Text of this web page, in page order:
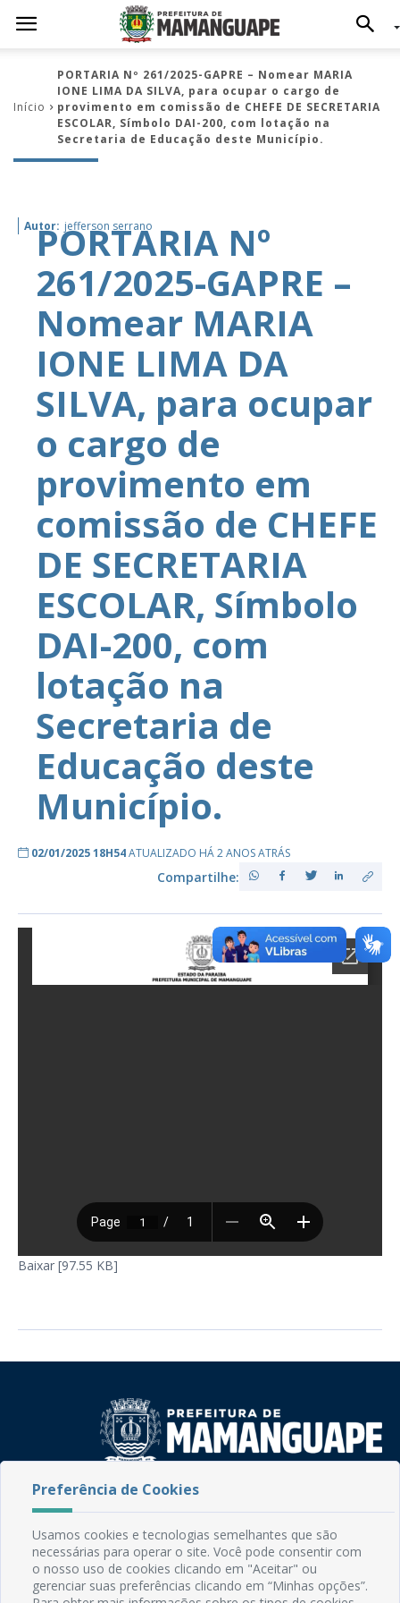
Início
PORTARIA Nº 261/2025-GAPRE – Nomear MARIA
IONE LIMA DA SILVA, para ocupar o cargo de
provimento em comissão de CHEFE DE SECRETARIA
ESCOLAR, Símbolo DAI-200, com lotação na
Secretaria de Educação deste Município.
Autor: jefferson serrano
PORTARIA Nº
261/2025-GAPRE –
Nomear MARIA
IONE LIMA DA
SILVA, para ocupar
o cargo de
provimento em
comissão de CHEFE
DE SECRETARIA
ESCOLAR, Símbolo
DAI-200, com
lotação na
Secretaria de
Educação deste
Município.
02/01/2025 18H54ATUALIZADO HÁ 2 ANOS ATRÁS
Compartilhe:
Baixar [97.55 KB]
Rua do Imperador, 78, Centro
CEP: 58.280-000 - Mamanguape/PB
Fone: (83) 3292-2246
Email: comunicacao@mamanguape.pb.gov.br
Expediente: Segunda à Sexta, das 08h às 13h
Preferência de Cookies
Usamos cookies e tecnologias semelhantes que são
necessárias para operar o site. Você pode consentir com
o nosso uso de cookies clicando em "Aceitar" ou
gerenciar suas preferências clicando em “Minhas opções”.